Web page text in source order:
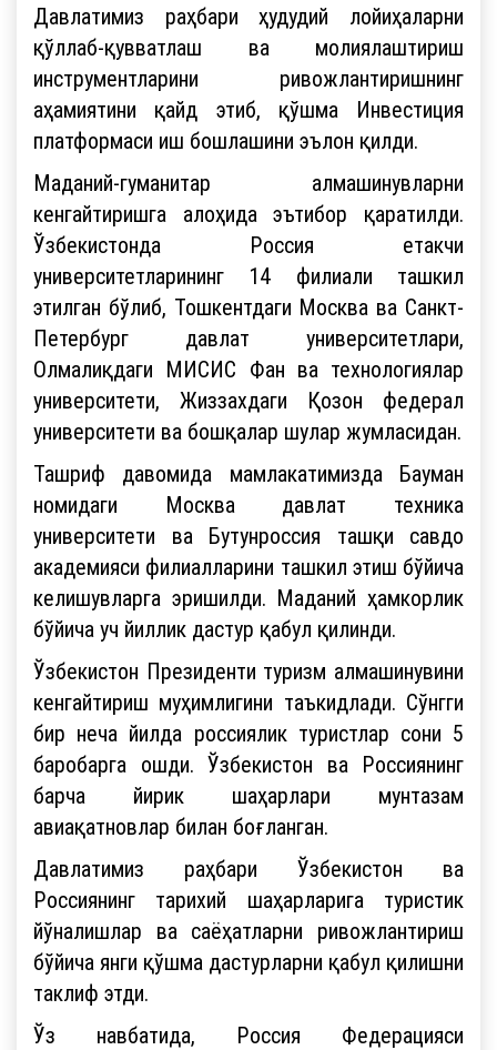
Давлатимиз раҳбари ҳудудий лойиҳаларни
қўллаб-қувватлаш ва молиялаштириш
инструментларини ривожлантиришнинг
аҳамиятини қайд этиб, қўшма Инвестиция
платформаси иш бошлашини эълон қилди.
Маданий-гуманитар алмашинувларни
кенгайтиришга алоҳида эътибор қаратилди.
Ўзбекистонда Россия етакчи
университетларининг 14 филиали ташкил
этилган бўлиб, Тошкентдаги Москва ва Санкт-
Петербург давлат университетлари,
Олмалиқдаги МИСИС Фан ва технологиялар
университети, Жиззахдаги Қозон федерал
университети ва бошқалар шулар жумласидан.
Ташриф давомида мамлакатимизда Бауман
номидаги Москва давлат техника
университети ва Бутунроссия ташқи савдо
академияси филиалларини ташкил этиш бўйича
келишувларга эришилди. Маданий ҳамкорлик
бўйича уч йиллик дастур қабул қилинди.
Ўзбекистон Президенти туризм алмашинувини
кенгайтириш муҳимлигини таъкидлади. Сўнгги
бир неча йилда россиялик туристлар сони 5
баробарга ошди. Ўзбекистон ва Россиянинг
барча йирик шаҳарлари мунтазам
авиақатновлар билан боғланган.
Давлатимиз раҳбари Ўзбекистон ва
Россиянинг тарихий шаҳарларига туристик
йўналишлар ва саёҳатларни ривожлантириш
бўйича янги қўшма дастурларни қабул қилишни
таклиф этди.
Ўз навбатида, Россия Федерацияси